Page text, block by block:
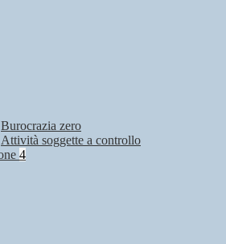
Burocrazia zero
Attività soggette a controllo
4